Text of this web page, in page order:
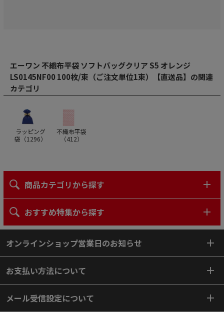
エーワン 不織布平袋 ソフトバッグクリア S5 オレンジ
LS0145NF00 100枚/束（ご注文単位1束）【直送品】の関連
カテゴリ
ラッピング
袋（1296）
不織布平袋
（412）
商品カテゴリから探す
おすすめ特集から探す
オンラインショップ営業日のお知らせ
お支払い方法について
メール受信設定について